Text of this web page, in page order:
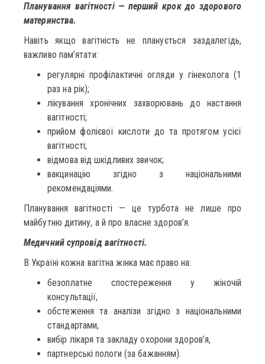
Планування вагітності — перший крок до здорового
материнства.
Навіть якщо вагітність не планується заздалегідь,
важливо пам’ятати:
регулярні профілактичні огляди у гінеколога (1
раз на рік);
лікування хронічних захворювань до настання
вагітності;
прийом фолієвої кислоти до та протягом усієї
вагітності;
відмова від шкідливих звичок;
вакцинацію згідно з національними
рекомендаціями.
Планування вагітності — це турбота не лише про
майбутню дитину, а й про власне здоров’я.
Медичний супровід вагітності.
В Україні кожна вагітна жінка має право на:
безоплатне спостереження у жіночій
консультації,
обстеження та аналізи згідно з національними
стандартами,
вибір лікаря та закладу охорони здоров’я,
партнерські пологи (за бажанням).